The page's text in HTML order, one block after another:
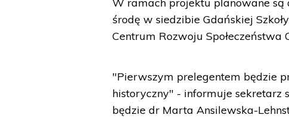
środę w siedzibie Gdańskiej
Centrum Rozwoju Społeczeństwa
"Pierwszym prelegentem będzie
historyczny" - informuje sekretarz
będzie dr Marta Ansilewska-